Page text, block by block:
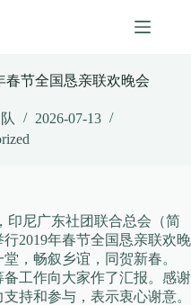
春节全国恳亲联欢晚会
2026-07-13
印尼广东社团联合总会（简
2019年春节全国恳亲联欢晚
，畅叙乡谊，同贺新春。
工作向大家作了汇报。感谢
持和参与，表示衷心谢意。